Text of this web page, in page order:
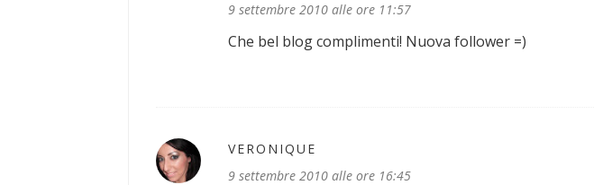
9 settembre 2010 alle ore 11:57
Che bel blog complimenti! Nuova follower =)
VERONIQUE
9 settembre 2010 alle ore 16:45